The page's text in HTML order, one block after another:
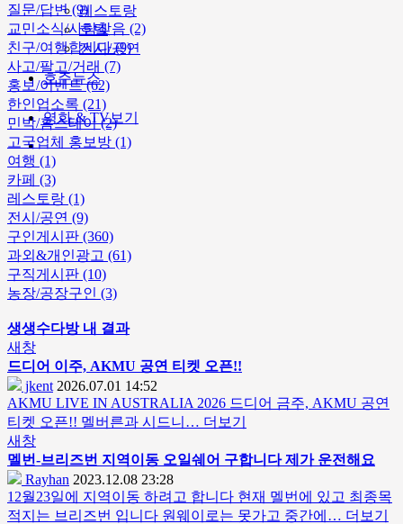
레스토랑
호텔
전시/공연
호주뉴스
영화 & TV보기
질문/답변 (9)
교민소식/사람찾음 (2)
친구/여행합시다 (9)
사고/팔고/거래 (7)
홍보/이벤트 (62)
한인업소록 (21)
민박/홈스테이 (2)
고국업체 홍보방 (1)
여행 (1)
카페 (3)
레스토랑 (1)
전시/공연 (9)
구인게시판 (360)
과외&개인광고 (61)
구직게시판 (10)
농장/공장구인 (3)
생생수다방 내 결과
새창
드디어 이주, AKMU 공연 티켓 오픈!!
jkent 2026.07.01 14:52
AKMU LIVE IN AUSTRALIA 2026 드디어 금주, AKMU 공연
티켓 오픈!! 멜버른과 시드니… 더보기
새창
멜번-브리즈번 지역이동 오일쉐어 구합니다 제가 운전해요
Rayhan 2023.12.08 23:28
12월23일에 지역이동 하려고 합니다 현재 멜번에 있고 최종목
적지는 브리즈번 입니다 원웨이로는 못가고 중간에… 더보기